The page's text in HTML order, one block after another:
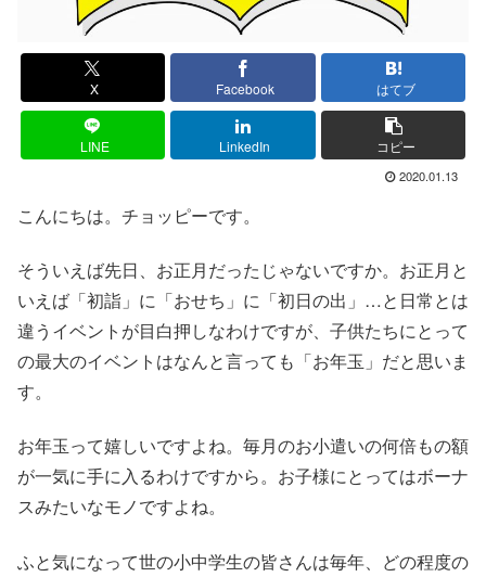
X Facebook はてブ
LINE LinkedIn コピー
2020.01.13
こんにちは。チョッピーです。
そういえば先日、お正月だったじゃないですか。お正月と
いえば「初詣」に「おせち」に「初日の出」…と日常とは
違うイベントが目白押しなわけですが、子供たちにとって
の最大のイベントはなんと言っても「お年玉」だと思いま
す。
お年玉って嬉しいですよね。毎月のお小遣いの何倍もの額
が一気に手に入るわけですから。お子様にとってはボーナ
スみたいなモノですよね。
ふと気になって世の小中学生の皆さんは毎年、どの程度の